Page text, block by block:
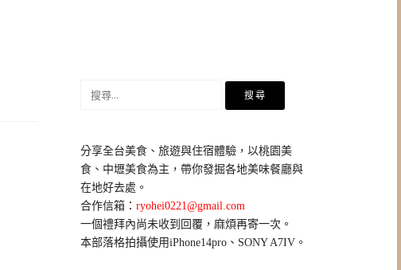
鍵
字:
分享全台美食、旅遊與住宿體驗，以桃園美
食、中壢美食為主，帶你發掘各地美味餐廳與
在地好去處。
合作信箱：ryohei0221@gmail.com
一個禮拜內尚未收到回覆，麻煩再寄一次。
本部落格拍攝使用iPhone14pro、SONY A7IV。